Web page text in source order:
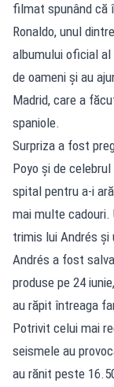
filmat spunând că
Ronaldo, unul
albumului oficial al
de oameni și au
Madrid, care a
spaniole.
Surpriza a fost
Poyo și de
spital pentru a-i
mai multe cadouri.
trimis lui Andrés
Andrés a fost
produse pe 24
au răpit întreaga
Potrivit celui mai
seismele au
au rănit peste